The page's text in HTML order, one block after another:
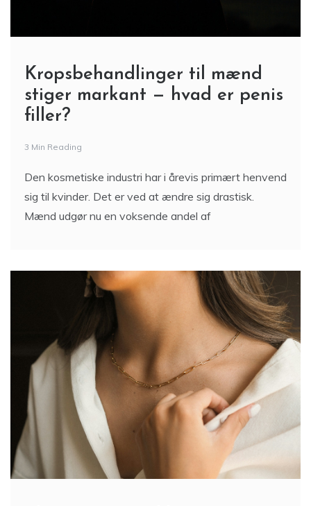
Kropsbehandlinger til mænd
stiger markant — hvad er penis
filler?
3 Min Reading
Den kosmetiske industri har i årevis primært henvend
sig til kvinder. Det er ved at ændre sig drastisk.
Mænd udgør nu en voksende andel af